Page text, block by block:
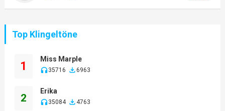
Top Klingeltöne
1
Miss Marple
35716 6963
2
Erika
35084 4763